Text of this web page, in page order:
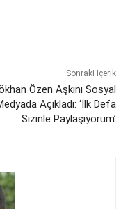
Sonraki İçerik
Özen Aşkını Sosyal
Açıkladı: ‘İlk Defa
Sizinle Paylaşıyorum’